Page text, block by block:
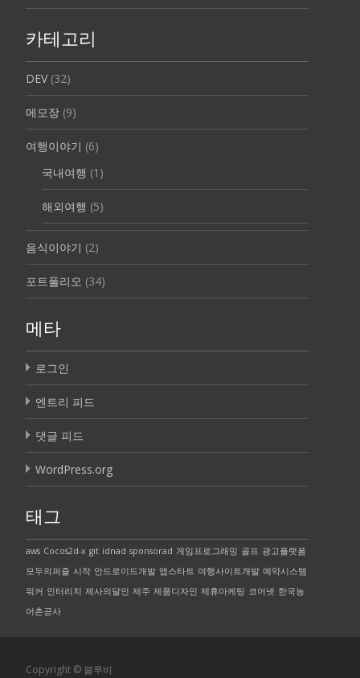
카테고리
DEV (32)
메모장 (9)
여행이야기 (6)
국내여행 (1)
해외여행 (5)
음식이야기 (2)
포트폴리오 (34)
메타
로그인
엔트리 피드
댓글 피드
WordPress.org
태그
aws Cocos2d-x git idnad sponsorad 게임프로그래밍 골프 광고플랫폼
모두의퍼즐 시작 안드로이드개발 앱스타트 여행사이트개발 예약시스템
워커 인터리치 제사의달인 제주 제품디자인 제휴마케팅 코어넷 한국농
어촌공사
Copyright © 블루비